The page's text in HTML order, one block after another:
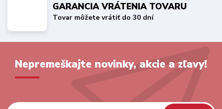
GARANCIA VRÁTENIA TOVARU
Tovar môžete vrátiť do 30 dní
Nepremeškajte novinky, akcie a zľavy!